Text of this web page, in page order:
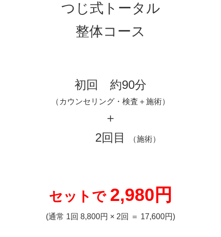
つじ式トータル
整体コース
初回 約90分
（カウンセリング・検査＋施術）
＋
2回目
（施術）
セットで 2,980円
(通常 1回 8,800円 × 2回 ＝ 17,600円)